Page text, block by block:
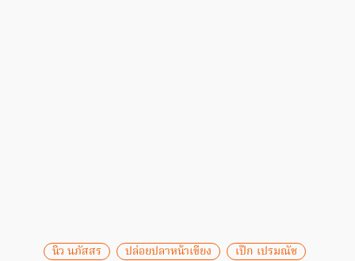
นิว นภัสสร ปล่อยปลาหน้าเขียง เป๊ก เปรมณัช